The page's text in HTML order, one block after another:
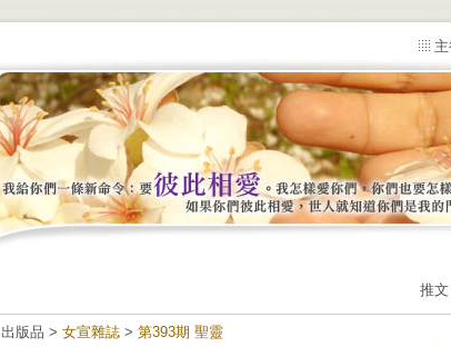
推文
出版品 > 女宣雜誌 > 第393期 聖靈